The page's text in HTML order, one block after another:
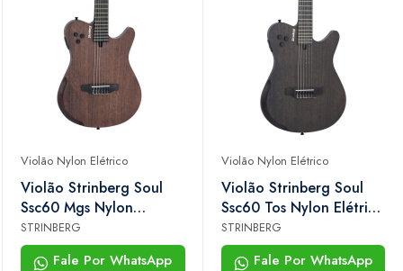
Violão Nylon Elétrico
Violão Strinberg Soul
Ssc60 Mgs Nylon
Elétrico Semi-sólido
Cutaway Com Bag
STRINBERG
Fale Por WhatsApp
Violão Nylon Elétrico
Violão Strinberg Soul
Ssc60 Tos Nylon Elétrico
Semi-sólido Cutaway
Tobacco Satin Com Bag
STRINBERG
Fale Por WhatsApp